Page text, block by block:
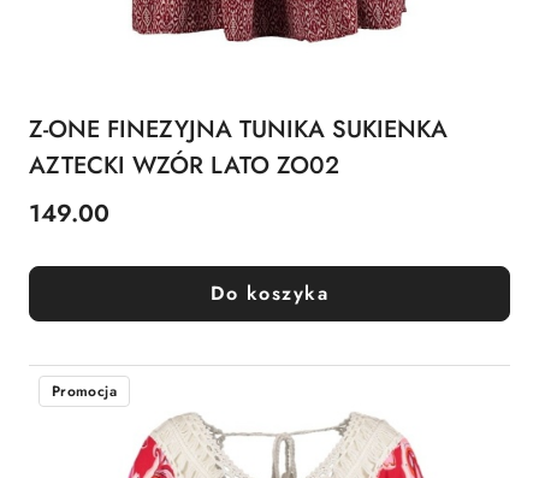
Z-ONE FINEZYJNA TUNIKA SUKIENKA
AZTECKI WZÓR LATO ZO02
Cena:
149.00
Do koszyka
Promocja